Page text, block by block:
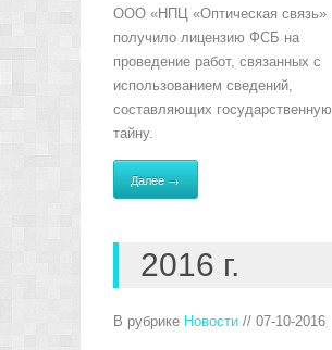
ООО «НПЦ «Оптическая связь»
получило лицензию ФСБ на
проведение работ, связанных с
использованием сведений,
составляющих государственную
тайну.
Далее →
2016 г.
В рубрике Новости // 07-10-2016